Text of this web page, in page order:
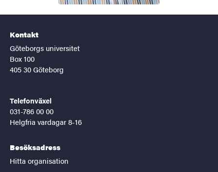
Kontakt
Göteborgs universitet
Box 100
405 30 Göteborg
Telefonväxel
031-786 00 00
Helgfria vardagar 8-16
Besöksadress
Hitta organisation